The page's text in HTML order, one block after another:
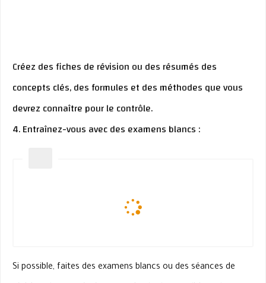
Créez des fiches de révision ou des résumés des
concepts clés, des formules et des méthodes que vous
devrez connaître pour le contrôle.
4. Entraînez-vous avec des examens blancs :
Si possible, faites des examens blancs ou des séances de